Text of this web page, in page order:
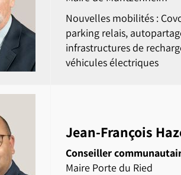
Nouvelles mobilités :
parking relais,
infrastructures de
véhicules électriques
Jean-François
Conseiller
Maire Porte du Ried